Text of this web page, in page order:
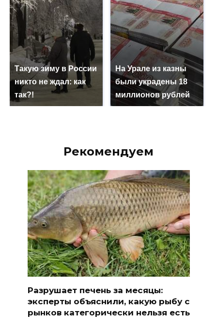
Такую зиму в России
никто не ждал: как
так?!
На Урале из казны
были украдены 18
миллионов рублей
Рекомендуем
Разрушает печень за месяцы:
эксперты объяснили, какую рыбу с
рынков категорически нельзя есть